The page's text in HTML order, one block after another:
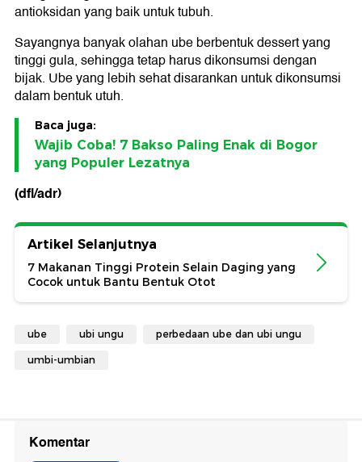
antioksidan yang baik untuk tubuh.
Sayangnya banyak olahan ube berbentuk dessert yang
tinggi gula, sehingga tetap harus dikonsumsi dengan
bijak. Ube yang lebih sehat disarankan untuk dikonsumsi
dalam bentuk utuh.
Baca juga:
Wajib Coba! 7 Bakso Paling Enak di Bogor
yang Populer Lezatnya
(dfl/adr)
Artikel Selanjutnya
7 Makanan Tinggi Protein Selain Daging yang
Cocok untuk Bantu Bentuk Otot
ube ubi ungu perbedaan ube dan ubi ungu
umbi-umbian
Komentar